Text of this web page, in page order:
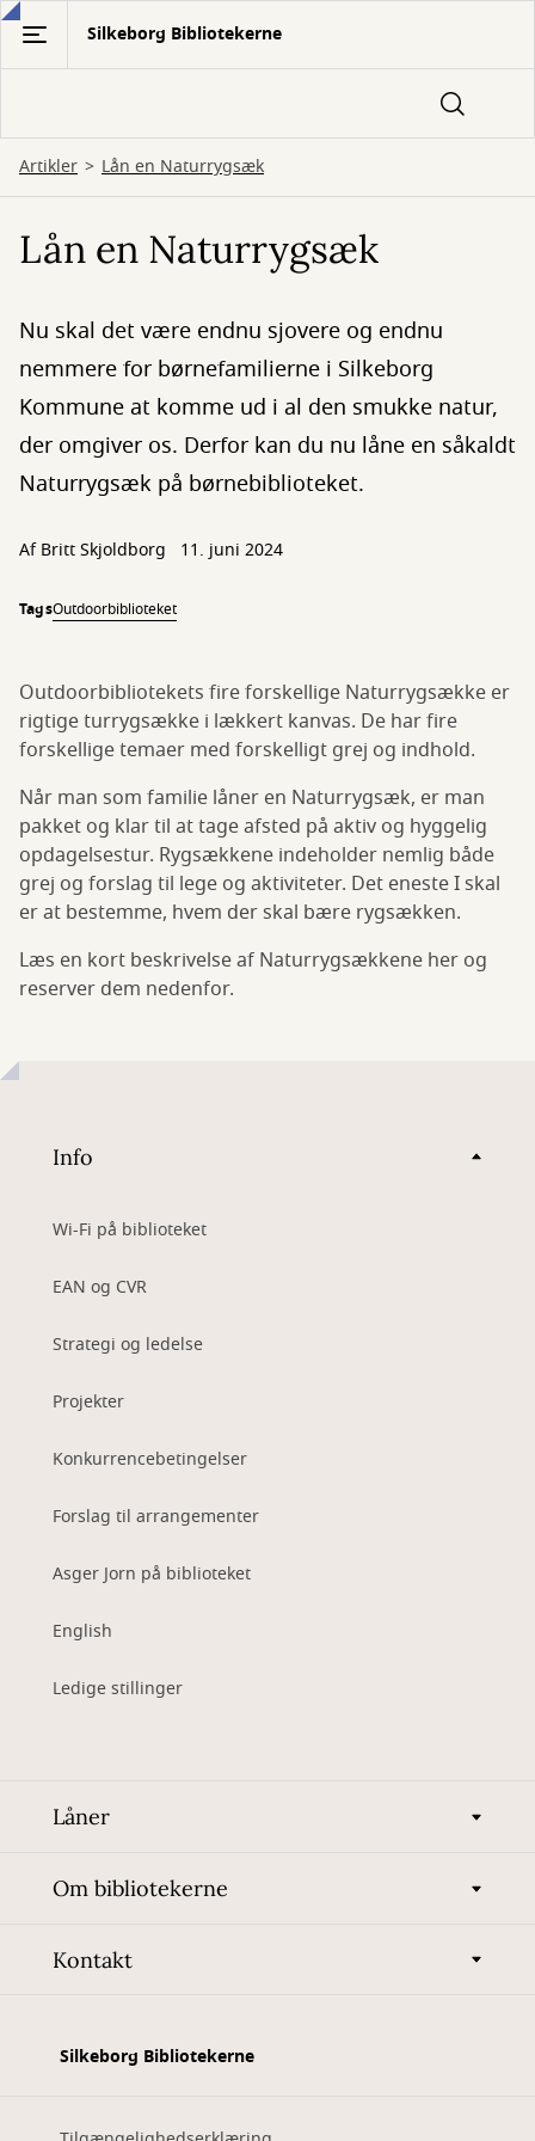
Gå
hovedindhold
Silkeborg Bibliotekerne
Artikler Lån en Naturrygsæk
Lån en Naturrygsæk
Nu skal det være endnu sjovere og endnu
nemmere for børnefamilierne i Silkeborg
Kommune at komme ud i al den smukke natur,
der omgiver os. Derfor kan du nu låne en såkaldt
Naturrygsæk på børnebiblioteket.
AfBritt Skjoldborg 11. juni 2024
TagsOutdoorbiblioteket
Outdoorbibliotekets fire forskellige Naturrygsække er
rigtige turrygsække i lækkert kanvas. De har fire
forskellige temaer med forskelligt grej og indhold.
Når man som familie låner en Naturrygsæk, er man
pakket og klar til at tage afsted på aktiv og hyggelig
opdagelsestur. Rygsækkene indeholder nemlig både
grej og forslag til lege og aktiviteter. Det eneste I skal
er at bestemme, hvem der skal bære rygsækken.
Læs en kort beskrivelse af Naturrygsækkene her og
reserver dem nedenfor.
Info
Wi-Fi på biblioteket
EAN og CVR
Strategi og ledelse
Projekter
Konkurrencebetingelser
Forslag til arrangementer
Asger Jorn på biblioteket
English
Ledige stillinger
Låner
Om bibliotekerne
Kontakt
Silkeborg Bibliotekerne